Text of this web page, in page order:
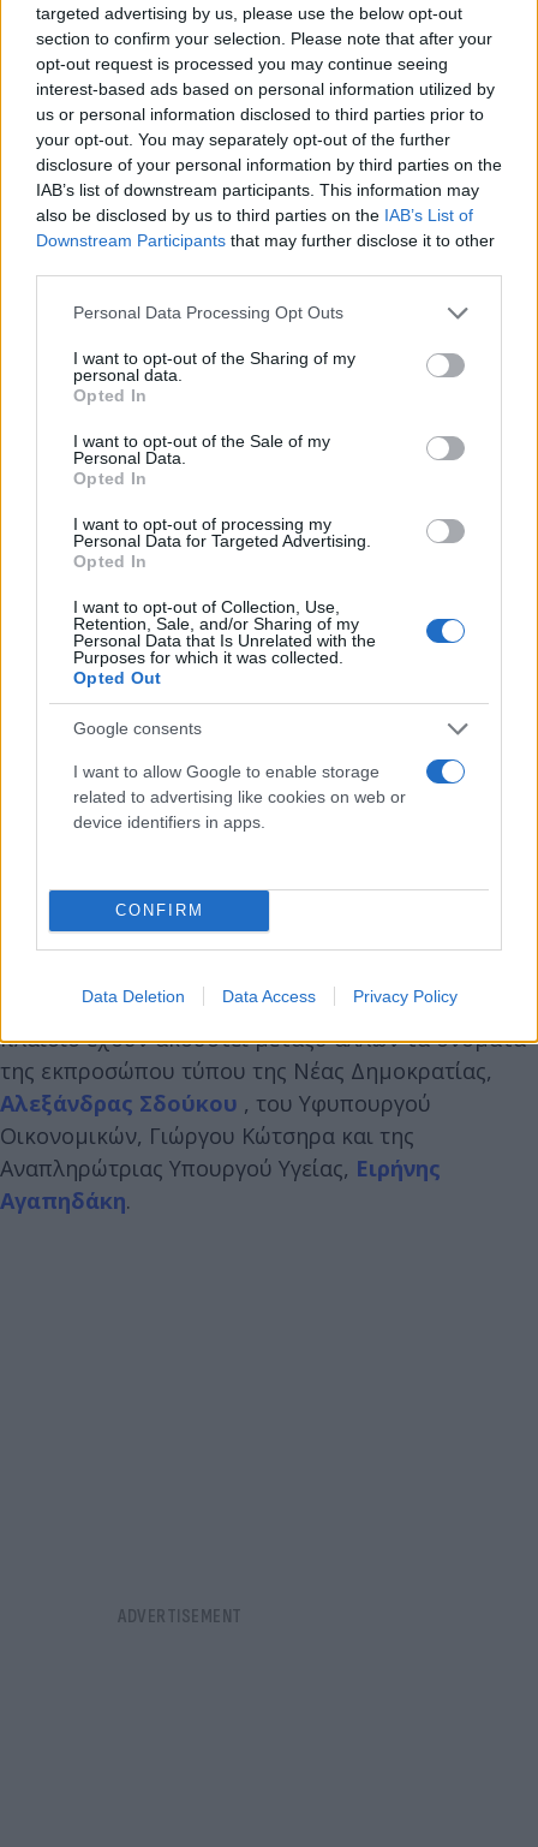
targeted advertising by us, please use the below opt-out
section to confirm your selection. Please note that after your
opt-out request is processed you may continue seeing
interest-based ads based on personal information utilized by
us or personal information disclosed to third parties prior to
your opt-out. You may separately opt-out of the further
disclosure of your personal information by third parties on the
IAB’s list of downstream participants. This information may
also be disclosed by us to third parties on the IAB’s List of
Downstream Participants that may further disclose it to other
Please note that this website/app uses one or more Google
not limited to your visit or usage behaviour. You may click to
grant or deny consent to Google and its third-party tags to
use your data for below specified purposes in below Google
consent section.
Personal Data Processing Opt Outs
I want to opt-out of the Sharing of my
personal data.
Opted In
I want to opt-out of the Sale of my
Personal Data.
Opted In
I want to opt-out of processing my
Personal Data for Targeted Advertising.
Opted In
I want to opt-out of Collection, Use,
Retention, Sale, and/or Sharing of my
Personal Data that Is Unrelated with the
Purposes for which it was collected.
Opted Out
Google consents
I want to allow Google to enable storage
related to advertising like cookies on web or
device identifiers in apps.
CONFIRM
Data Deletion Data Access Privacy Policy
αυτή του επικοινωνιακού συντονισμού, θέση
καθόλου άγνωστη καθώς προ των εκλογών του
2019 ο κ. Θεοδωρικάκος είχε και αυτή την ευθύνη
όντας ένας από τους κυριότερους πόλους ισχύος
κοντά στον Κυριάκο Μητσοτάκη. Η ενεργοποίηση
ενός τέτοιου σεναρίου θα δημιουργούσε, πάντως,
την ανάγκη άμεσης αντικατάστασης του στο
Υπουργείο Ανάπτυξης, όπου σε μία ιδιαιτέρως
απαιτητική περίοδο ο κ. Θεοδωρικάκος επέδειξε
μετρήσιμο έργο.
Όπως είναι σε θέση να γνωρίζει ο FLASH, ο κ.
διαδοχικές συναντήσεις με τον πρωθυπουργό στο
Μέγαρο Μαξίμου, ραντεβού στα οποία έγινε κατά
πληροφορίες συζήτηση και για το πως θα πορευθεί
εφ εξής το κυβερνών κόμμα εν όψει των
κυβερνητικό στέλεχος παρατηρεί πως ενδεχόμενη
μετακίνηση του κ. Θεοδωρικάκου στην
πρωθυπουργική έδρα δεν αποκλείεται να
ενεργοποιήσει και μία άλλη μετακίνηση, αυτήν από
το Νότιο Τομέα της Β' Αθηνών, που εκλέγεται στο
ψηφοδέλτιο Επικρατείας, ωστόσο, δεν είναι
καθόλου σαφές αυτή τη στιγμή ότι θα προκριθεί
κάθε περίπτωση, πάντως, αναζητείται ένα
πρόσωπο, που θα κληθεί να αναλάβει χρέη
έχει φουντώσει τις τελευταίες ώρες. Σε αυτό το
πλαίσιο έχουν ακουστεί μεταξύ άλλων τα ονόματα
της εκπροσώπου τύπου της Νέας Δημοκρατίας,
Αλεξάνδρας Σδούκου , του Υφυπουργού
Οικονομικών, Γιώργου Κώτσηρα και της
Αναπληρώτριας Υπουργού Υγείας, Ειρήνης
Αγαπηδάκη.